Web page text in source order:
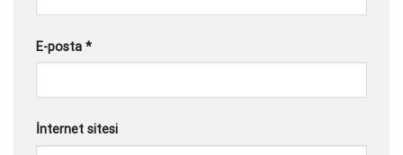
E-posta *
İnternet sitesi